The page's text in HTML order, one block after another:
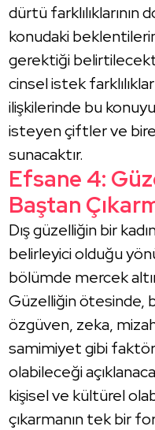
dürtü farklılıklarının
konudaki
gerektiği
cinsel istek
ilişkilerinde bu
isteyen çiftler ve
sunacaktır.
Efsane 4:
Baştan
Dış güzelliğin bir
belirleyici olduğu
bölümde mercek
Güzelliğin ötesinde,
özgüven, zeka,
samimiyet gibi
olabileceği
kişisel ve kültürel
çıkarmanın tek bir